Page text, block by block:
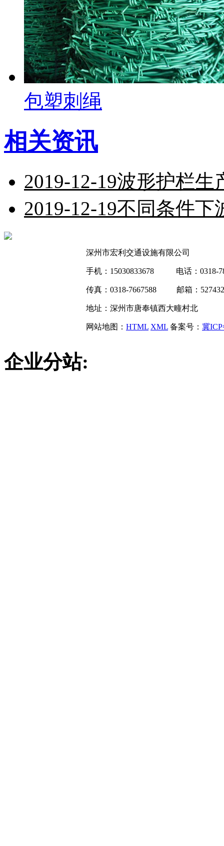
包塑刺绳
相关资讯
2019-12-19波形护栏生
2019-12-19不同条件下
深州市宏利交通设施有限公司
手机：15030833678 电话：0318-
传真：0318-7667588 邮箱：
地址：深州市唐奉镇西大疃村北
网站地图： HTML XML 备案号： 冀ICP
企业分站: